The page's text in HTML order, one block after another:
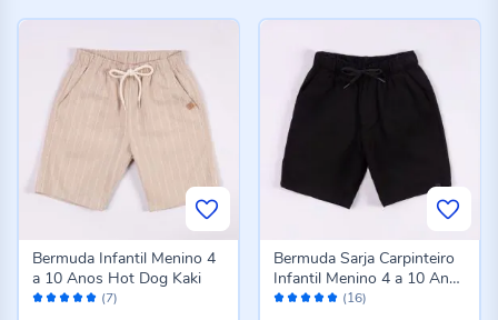
Avaliação: (7)
Bermuda Infantil Menino 4
a 10 Anos Hot Dog Kaki
Avaliação: (16)
Bermuda Sarja Carpinteiro
Infantil Menino 4 a 10 Anos
Hot Dog Preto